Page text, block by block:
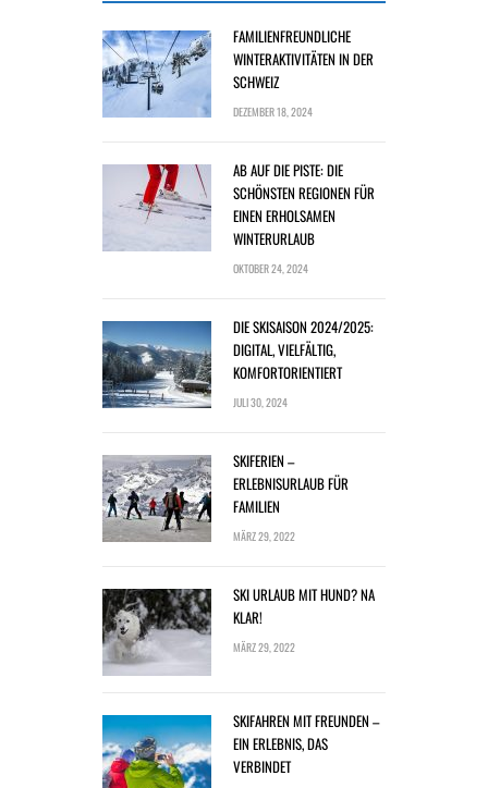
FAMILIENFREUNDLICHE
WINTERAKTIVITÄTEN IN DER
SCHWEIZ
DEZEMBER 18, 2024
AB AUF DIE PISTE: DIE
SCHÖNSTEN REGIONEN FÜR
EINEN ERHOLSAMEN
WINTERURLAUB
OKTOBER 24, 2024
DIE SKISAISON 2024/2025:
DIGITAL, VIELFÄLTIG,
KOMFORTORIENTIERT
JULI 30, 2024
SKIFERIEN –
ERLEBNISURLAUB FÜR
FAMILIEN
MÄRZ 29, 2022
SKI URLAUB MIT HUND? NA
KLAR!
MÄRZ 29, 2022
SKIFAHREN MIT FREUNDEN –
EIN ERLEBNIS, DAS
VERBINDET